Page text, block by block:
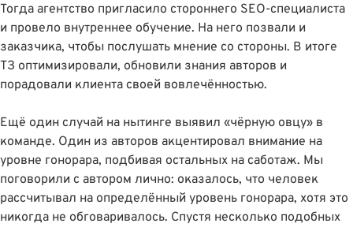
Тогда агентство пригласило стороннего SEO-специалиста
и провело внутреннее обучение. На него позвали и
заказчика, чтобы послушать мнение со стороны. В итоге
ТЗ оптимизировали, обновили знания авторов и
порадовали клиента своей вовлечëнностью.
Ещё один случай на нытинге выявил «чëрную овцу» в
команде. Один из авторов акцентировал внимание на
уровне гонорара, подбивая остальных на саботаж. Мы
поговорили с автором лично: оказалось, что человек
рассчитывал на определённый уровень гонорара, хотя это
никогда не обговаривалось. Спустя несколько подобных